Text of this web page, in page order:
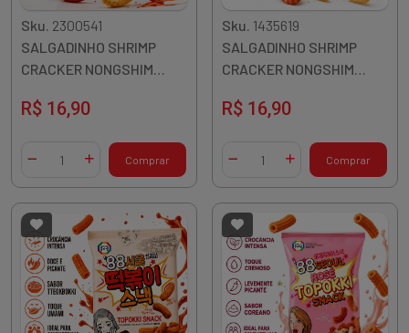
Sku. 2300541
SALGADINHO SHRIMP
CRACKER NONGSHIM
COREIA
R$ 16,90
Diminuir QuantidadeAdicionar Quantidade
Comprar
Sku. 1435619
SALGADINHO SHRIMP
CRACKER NONGSHIM
R$ 16,90
Diminuir QuantidadeAdicionar Quantidade
Comprar